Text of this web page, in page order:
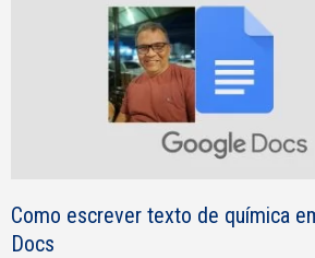
Como escrever texto de química
Docs